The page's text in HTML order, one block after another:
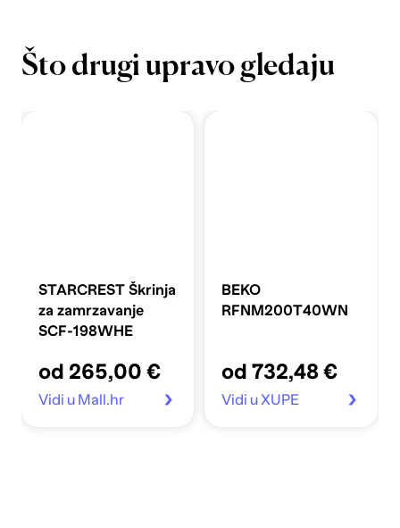
Što drugi upravo gledaju
STARCREST Škrinja
za zamrzavanje
SCF-198WHE
od 265,00 €
Vidi u Mall.hr
BEKO
RFNM200T40WN
od 732,48 €
Vidi u XUPE